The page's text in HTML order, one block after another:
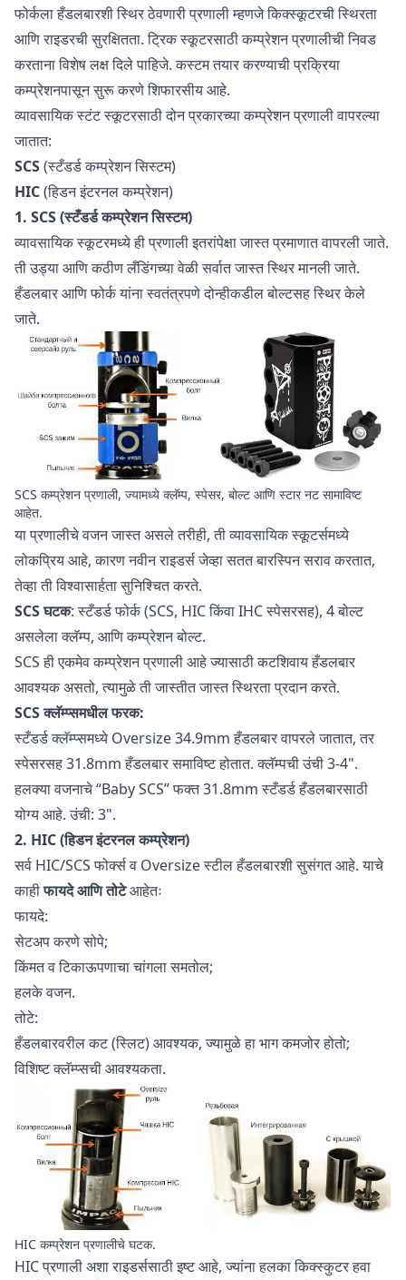
फोर्कला हँडलबारशी स्थिर ठेवणारी प्रणाली म्हणजे किक्स्कूटरची स्थिरता
आणि राइडरची सुरक्षितता. ट्रिक स्कूटरसाठी कम्प्रेशन प्रणालीची निवड
करताना विशेष लक्ष दिले पाहिजे. कस्टम तयार करण्याची प्रक्रिया
कम्प्रेशनपासून सुरू करणे शिफारसीय आहे.
व्यावसायिक स्टंट स्कूटरसाठी दोन प्रकारच्या कम्प्रेशन प्रणाली वापरल्या
जातात:
SCS(स्टँडर्ड कम्प्रेशन सिस्टम)
HIC(हिडन इंटरनल कम्प्रेशन)
1. SCS (स्टँडर्ड कम्प्रेशन सिस्टम)
व्यावसायिक स्कूटरमध्ये ही प्रणाली इतरांपेक्षा जास्त प्रमाणात वापरली जाते.
ती उड्या आणि कठीण लँडिंगच्या वेळी सर्वात जास्त स्थिर मानली जाते.
हँडलबार आणि फोर्क यांना स्वतंत्रपणे दोन्हीकडील बोल्टसह स्थिर केले
जाते.
SCS कम्प्रेशन प्रणाली, ज्यामध्ये क्लॅम्प, स्पेसर, बोल्ट आणि स्टार नट सामाविष्ट
आहेत.
या प्रणालीचे वजन जास्त असले तरीही, ती व्यावसायिक स्कूटर्समध्ये
लोकप्रिय आहे, कारण नवीन राइडर्स जेव्हा सतत बारस्पिन सराव करतात,
तेव्हा ती विश्वासार्हता सुनिश्चित करते.
SCS घटक: स्टँडर्ड फोर्क (SCS, HIC किंवा IHC स्पेसरसह), 4 बोल्ट
असलेला क्लॅम्प, आणि कम्प्रेशन बोल्ट.
SCS ही एकमेव कम्प्रेशन प्रणाली आहे ज्यासाठी कटशिवाय हँडलबार
आवश्यक असतो, त्यामुळे ती जास्तीत जास्त स्थिरता प्रदान करते.
SCS क्लॅम्प्समधील फरक:
स्टँडर्ड क्लॅम्प्समध्ये Oversize 34.9mm हँडलबार वापरले जातात, तर
स्पेसरसह 31.8mm हँडलबार समाविष्ट होतात. क्लॅम्पची उंची 3-4".
हलक्या वजनाचे “Baby SCS” फक्त 31.8mm स्टँडर्ड हँडलबारसाठी
योग्य आहे. उंची: 3".
2. HIC (हिडन इंटरनल कम्प्रेशन)
सर्व HIC/SCS फोर्क्स व Oversize स्टील हँडलबारशी सुसंगत आहे. याचे
काहीफायदे आणि तोटेआहेतः
फायदे:
सेटअप करणे सोपे;
किंमत व टिकाऊपणाचा चांगला समतोल;
हलके वजन.
तोटे:
हँडलबारवरील कट (स्लिट) आवश्यक, ज्यामुळे हा भाग कमजोर होतो;
विशिष्ट क्लॅम्प्सची आवश्यकता.
HIC कम्प्रेशन प्रणालीचे घटक.
HIC प्रणाली अशा राइडर्ससाठी इष्ट आहे, ज्यांना हलका किक्स्कुटर हवा